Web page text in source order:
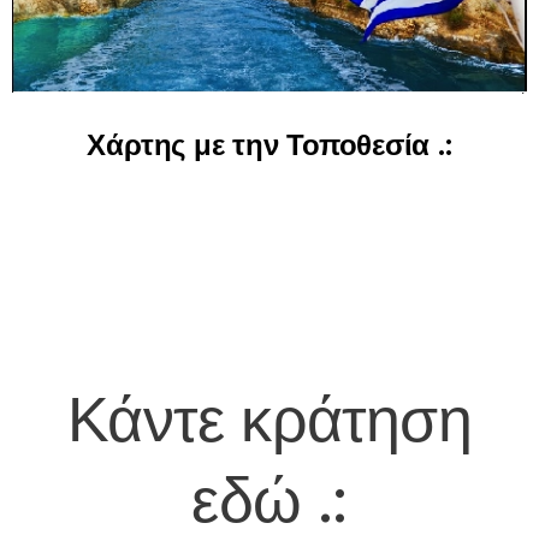
Χάρτης με την Τοποθεσία .:
Κάντε κράτηση
εδώ .: